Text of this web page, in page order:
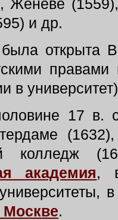
Женеве
и др.
открыта
в
17 в.
колледж
академия,
Москве.